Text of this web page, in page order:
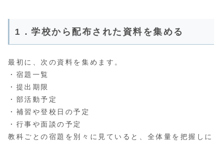
1．学校から配布された資料を集める
最初に、次の資料を集めます。
・宿題一覧
・提出期限
・部活動予定
・補習や登校日の予定
・行事や面談の予定
教科ごとの宿題を別々に見ていると、全体量を把握しに